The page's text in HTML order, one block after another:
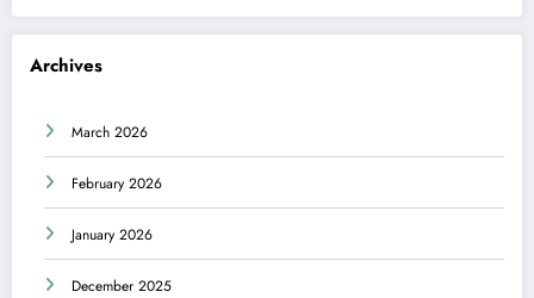
Archives
March 2026
February 2026
January 2026
December 2025